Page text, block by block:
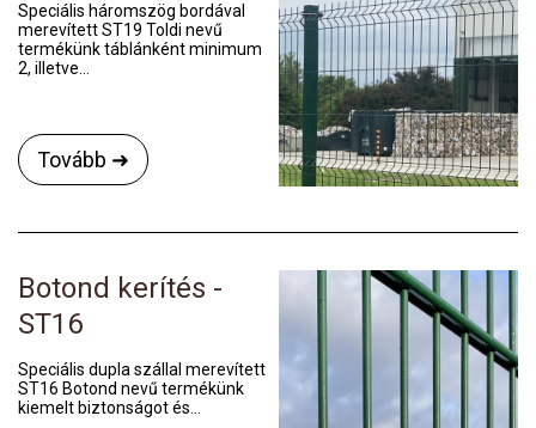
Speciális háromszög bordával
merevített ST19 Toldi nevű
termékünk táblánként minimum
2, illetve...
Tovább ➜
Botond kerítés -
ST16
Speciális dupla szállal merevített
ST16 Botond nevű termékünk
kiemelt biztonságot és...